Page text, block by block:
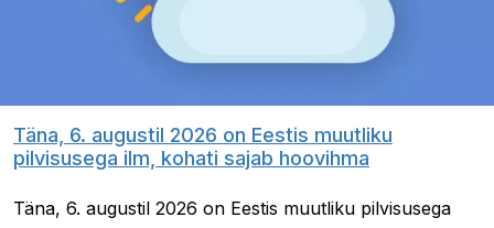
Täna, 6. augustil 2026 on Eestis muutliku
pilvisusega ilm, kohati sajab hoovihma
Täna, 6. augustil 2026 on Eestis muutliku pilvisusega